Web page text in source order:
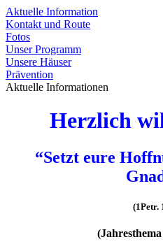
Aktuelle Information
Kontakt und Route
Fotos
Unser Programm
Unsere Häuser
Prävention
Aktuelle Informationen
Herzlich
“Setzt eure
(1Petr.